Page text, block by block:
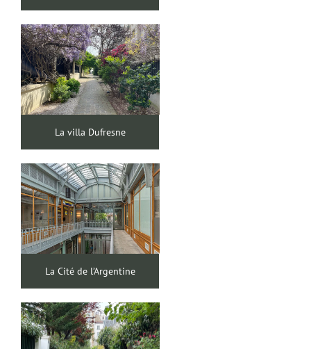
La villa Dufresne
La Cité de l’Argentine